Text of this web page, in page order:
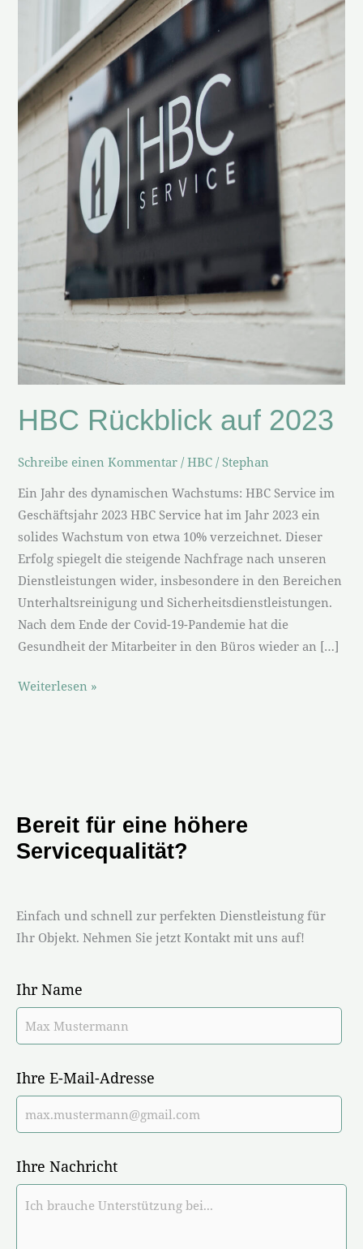
HBC Rückblick auf 2023
Schreibe einen Kommentar /HBC / Stephan
Ein Jahr des dynamischen Wachstums: HBC Service im
Geschäftsjahr 2023 HBC Service hat im Jahr 2023 ein
solides Wachstum von etwa 10% verzeichnet. Dieser
Erfolg spiegelt die steigende Nachfrage nach unseren
Dienstleistungen wider, insbesondere in den Bereichen
Unterhaltsreinigung und Sicherheitsdienstleistungen.
Nach dem Ende der Covid-19-Pandemie hat die
Gesundheit der Mitarbeiter in den Büros wieder an […]
Weiterlesen »
Bereit für eine höhere
Servicequalität?
Einfach und schnell zur perfekten Dienstleistung für
Ihr Objekt. Nehmen Sie jetzt Kontakt mit uns auf!
Ihr Name
Ihre E-Mail-Adresse
Ihre Nachricht